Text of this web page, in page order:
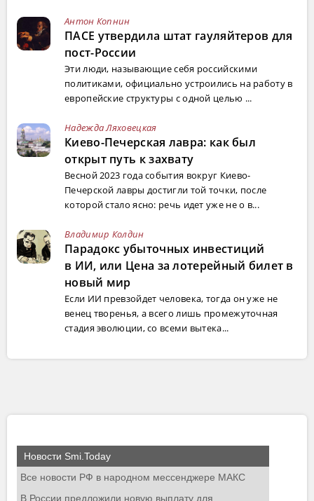
Антон Копнин
ПАСЕ утвердила штат гауляйтеров для
пост-России
Эти люди, называющие себя российскими
политиками, официально устроились на работу в
европейские структуры с одной целью ...
Надежда Ляховецкая
Киево-Печерская лавра: как был
открыт путь к захвату
Весной 2023 года события вокруг Киево-
Печерской лавры достигли той точки, после
которой стало ясно: речь идет уже не о в...
Владимир Колдин
Парадокс убыточных инвестиций
в ИИ, или Цена за лотерейный билет в
новый мир
Если ИИ превзойдет человека, тогда он уже не
венец творенья, а всего лишь промежуточная
стадия эволюции, со всеми вытека...